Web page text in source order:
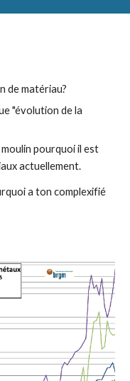
de matériau?
"évolution de la
pourquoi il est
actuellement.
a ton complexifié